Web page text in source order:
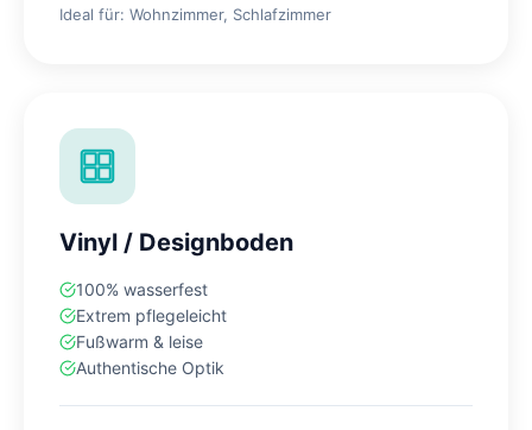
Ideal für: Wohnzimmer, Schlafzimmer
Vinyl / Designboden
100% wasserfest
Extrem pflegeleicht
Fußwarm & leise
Authentische Optik